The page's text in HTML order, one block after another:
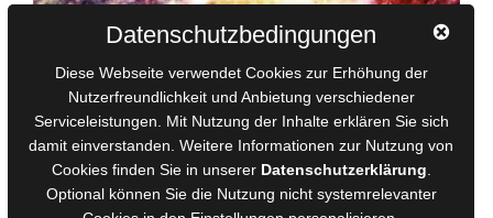
Datenschutzbedingungen
Diese Webseite verwendet Cookies zur Erhöhung der
Nutzerfreundlichkeit und Anbietung verschiedener
Serviceleistungen. Mit Nutzung der Inhalte erklären Sie sich
damit einverstanden. Weitere Informationen zur Nutzung von
Cookies finden Sie in unserer Datenschutzerklärung
Optional können Sie die Nutzung nicht systemrelevanter